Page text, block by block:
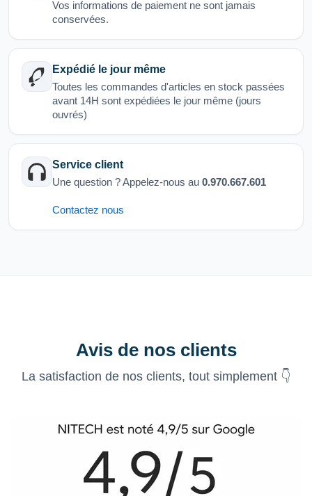
Vos informations de paiement ne sont jamais
conservées.
Expédié le jour même
Toutes les commandes d'articles en stock passées
avant 14H sont expédiées le jour même (jours
ouvrés)
Service client
Une question ? Appelez-nous au 0.970.667.601
Contactez nous
Avis de nos clients
La satisfaction de nos clients, tout simplement 👇